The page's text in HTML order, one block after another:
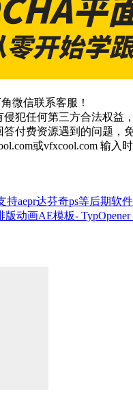
微信联系客服！
犯任何第三方合法权益
付费资源遇到的问题，
或vfxcool.com 输入
aepr达芬奇ps等后期软件
动画AE模板- TypOpener